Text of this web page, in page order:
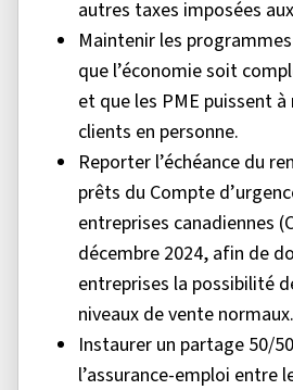
autres taxes imposées
Maintenir les programmes
que l’économie soit
et que les PME puissent
clients en personne.
Reporter l’échéance du
prêts du Compte
entreprises canadiennes
décembre 2024, afin de
entreprises la possibilité
niveaux de vente normaux.
Instaurer un partage 50/
l’assurance-emploi entre